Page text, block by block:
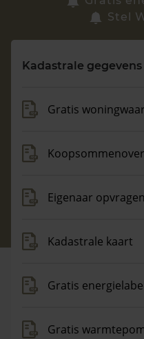
Vragen? Neem contact
088 220 4200
Stel
Kadastrale gegevens
Gratis
Eigenaar opvragen
Kadastrale kaart
Gratis
Gratis